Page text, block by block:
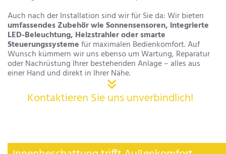
Auch nach der Installation sind wir für Sie da: Wir bieten
umfassendes Zubehör wie Sonnensensoren, integrierte
LED-Beleuchtung, Heizstrahler oder smarte
Steuerungssystemefür maximalen Bedienkomfort. Auf
Wunsch kümmern wir uns ebenso um Wartung, Reparatur
oder Nachrüstung Ihrer bestehenden Anlage – alles aus
einer Hand und direkt in Ihrer Nähe.

Kontaktieren Sie uns unverbindlich!